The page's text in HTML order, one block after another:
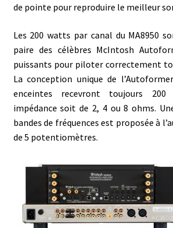
de pointe pour reproduire le meilleur
Les 200 watts par canal du MA8950
paire des célèbres McIntosh
puissants pour piloter correctement
La conception unique de
enceintes recevront toujours
impédance soit de 2, 4 ou 8 ohms.
bandes de fréquences est proposée à
de 5 potentiomètres.